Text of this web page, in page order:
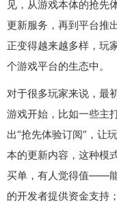
见，从游戏本体的抢先
更新服务，再到平台推
正变得越来越多样，玩
个游戏平台的生态中。
对于很多玩家来说，最
游戏开始，比如一些主
出“抢先体验订阅”，让
本的更新内容，这种模
买单，有人觉得值——
的开发者提供资金支持